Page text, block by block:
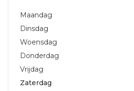
Maandag
Dinsdag
Woensdag
Donderdag
Vrijdag
Zaterdag